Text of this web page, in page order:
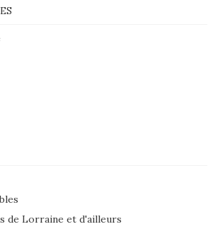
de Lorraine et d'ailleurs